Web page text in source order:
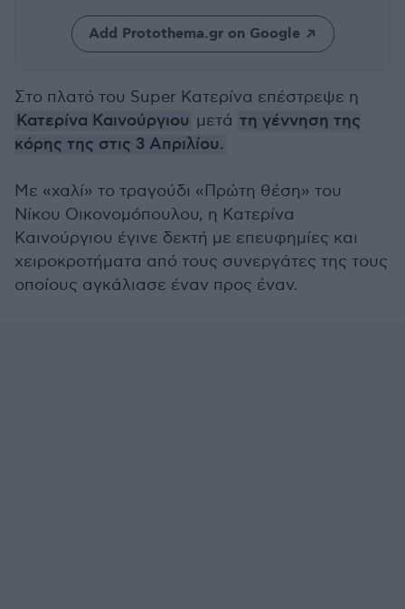
Add Protothema.gr on Google
Στο πλατό του Super Κατερίνα επέστρεψε η
Κατερίνα Καινούργιου μετά τη γέννηση της
κόρης της στις 3 Απριλίου.
Με «χαλί» το τραγούδι «Πρώτη θέση» του
Νίκου Οικονομόπουλου, η Κατερίνα
Καινούργιου έγινε δεκτή με επευφημίες και
χειροκροτήματα από τους συνεργάτες της τους
οποίους αγκάλιασε έναν προς έναν.